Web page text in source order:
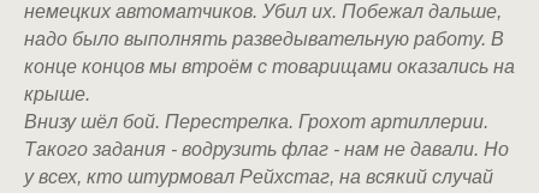
немецких автоматчиков. Убил их. Побежал дальше,
надо было выполнять разведывательную работу. В
конце концов мы втроём с товарищами оказались на
крыше.
Внизу шёл бой. Перестрелка. Грохот артиллерии.
Такого задания - водрузить флаг - нам не давали. Но
у всех, кто штурмовал Рейхстаг, на всякий случай